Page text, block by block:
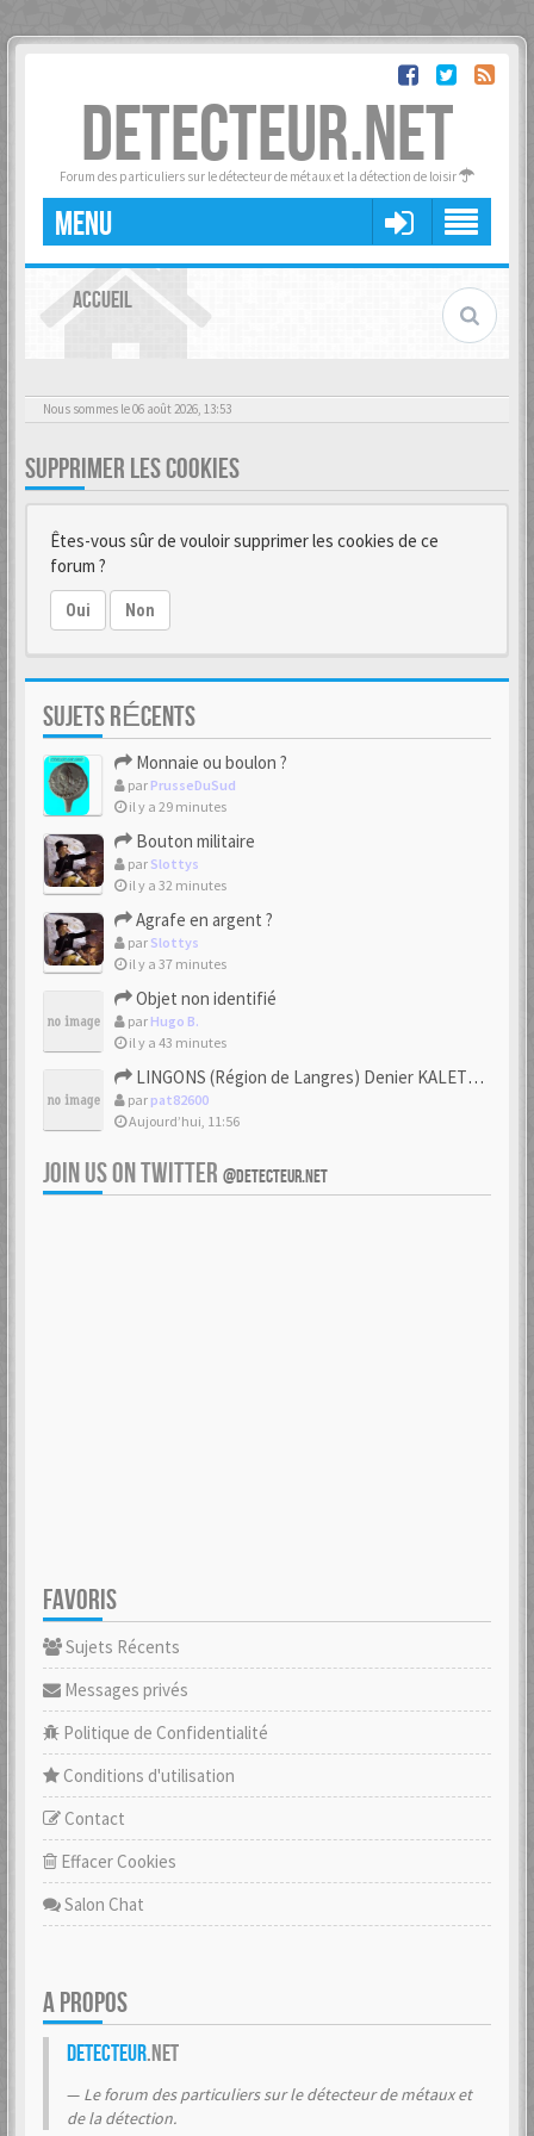
DETECTEUR.NET
Forum des particuliers sur le détecteur de métaux et la détection de loisir
MENU
ACCUEIL
Nous sommes le 06 août 2026, 13:53
SUPPRIMER LES COOKIES
Êtes-vous sûr de vouloir supprimer les cookies de ce
forum ?
Oui Non
SUJETS RÉCENTS
Monnaie ou boulon ?
par PrusseDuSud
il y a 29 minutes
Bouton militaire
par Slottys
il y a 32 minutes
Agrafe en argent ?
par Slottys
il y a 37 minutes
Objet non identifié
par Hugo B.
il y a 43 minutes
LINGONS (Région de Langres) Denier KALETEDOY à la rouelle
par pat82600
Aujourd’hui, 11:56
JOIN US ON TWITTER @DETECTEUR.NET
FAVORIS
Sujets Récents
Messages privés
Politique de Confidentialité
Conditions d'utilisation
Contact
Effacer Cookies
Salon Chat
A PROPOS
Detecteur.net
Le forum des particuliers sur le détecteur de métaux et
de la détection.